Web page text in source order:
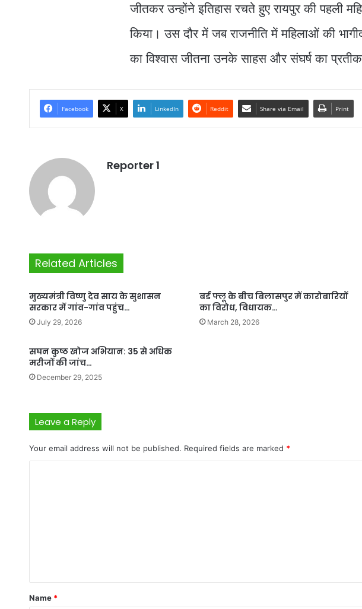
जीतकर उन्होंने इतिहास रचते हुए रायपुर की पहली
किया। उस दौर में जब राजनीति में महिलाओं की
का विश्वास जीतना उनके साहस और संघर्ष का
Facebook X LinkedIn Reddit Share via Email Print
Reporter 1
Related Articles
मुख्यमंत्री विष्णु देव साय के सुशासन
सरकार में गांव-गांव पहुंच…
July 29, 2026
बर्ड फ्लू के बीच बिलासपुर में कारोबारियों
का विरोध, विधायक…
March 28, 2026
सघन कुष्ठ खोज अभियान: 35 से अधिक
मरीजों की जांच…
December 29, 2025
Leave a Reply
Your email address will not be published. Required fields are marked *
*
Name *